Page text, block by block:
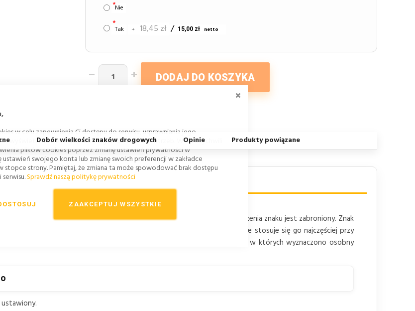
w celu zapewnienia Ci dostępu do serwisu, usprawniania jego
i wyświetlania treści dopasowanych do Twoich potrzeb. W każdej chwili
plików cookies poprzez zmianę ustawień prywatności w
ustawień swojego konta lub zmianę swoich preferencji w zakładce
stopce strony. Pamiętaj, że zmiana ta może spowodować brak dostępu
Sprawdź naszą politykę prywatności
ZAAKCEPTUJ WSZYSTKIE
Nie
Tak + 18,45 zł 15,00 zł
DODAJ DO KOSZYKA
Dobór wielkości znaków drogowych Opinie Produkty powiązane
stosowanym do wskazania, że wjazd na drogę lub jezdnię od strony umieszczenia znaku jest zabroniony. Znak
ruch nie powinien być prowadzony w danym kierunku. W praktyce stosuje się go najczęściej przy
przy wysepkach kanalizujących ruch oraz przy obiektach przydrożnych, w których wyznaczono osobny